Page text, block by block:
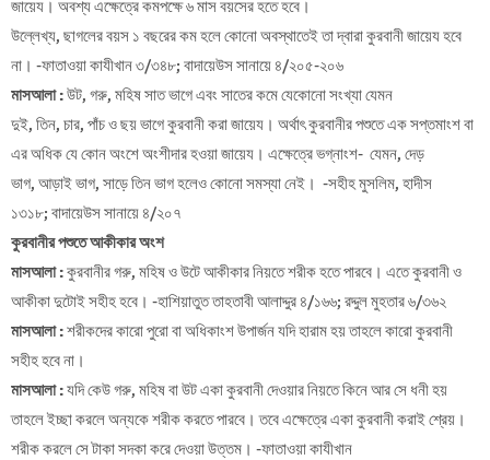
জায়েয। অবশ্য এক্ষেত্রে কমপক্ষে ৬ মাস বয়সের হতে হবে।
উল্লেখ্য, ছাগলের বয়স ১ বছরের কম হলে কোনো অবস্থাতেই তা দ্বারা কুরবানী জায়েয হবে
না। -ফাতাওয়া কাযীখান ৩/৩৪৮; বাদায়েউস সানায়ে ৪/২০৫-২০৬
মাসআলা :উট, গরু, মহিষ সাত ভাগে এবং সাতের কমে যেকোনো সংখ্যা যেমন
দুই, তিন, চার, পাঁচ ও ছয় ভাগে কুরবানী করা জায়েয। অর্থাৎ কুরবানীর পশুতে এক সপ্তমাংশ বা
এর অধিক যে কোন অংশে অংশীদার হওয়া জায়েয। এক্ষেত্রে ভগ্নাংশ- যেমন, দেড়
ভাগ, আড়াই ভাগ, সাড়ে তিন ভাগ হলেও কোনো সমস্যা নেই। -সহীহ মুসলিম, হাদীস
১৩১৮; বাদায়েউস সানায়ে ৪/২০৭
কুরবানীর পশুতে আকীকার অংশ
মাসআলা :কুরবানীর গরু, মহিষ ও উটে আকীকার নিয়তে শরীক হতে পারবে। এতে কুরবানী ও
আকীকা দুটোই সহীহ হবে। -হাশিয়াতুত তাহতাবী আলাদ্দুর ৪/১৬৬; রদ্দুল মুহতার ৬/৩৬২
মাসআলা :শরীকদের কারো পুরো বা অধিকাংশ উপার্জন যদি হারাম হয় তাহলে কারো কুরবানী
সহীহ হবে না।
মাসআলা :যদি কেউ গরু, মহিষ বা উট একা কুরবানী দেওয়ার নিয়তে কিনে আর সে ধনী হয়
তাহলে ইচ্ছা করলে অন্যকে শরীক করতে পারবে। তবে এক্ষেত্রে একা কুরবানী করাই শ্রেয়।
শরীক করলে সে টাকা সদকা করে দেওয়া উত্তম। -ফাতাওয়া কাযীখান